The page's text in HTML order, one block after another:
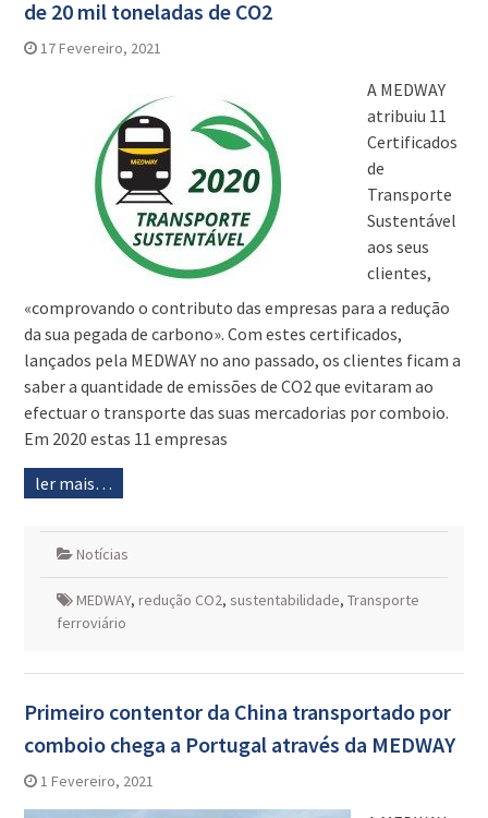
de 20 mil toneladas de CO2
17 Fevereiro, 2021
A MEDWAY
atribuiu 11
Certificados
de
Transporte
Sustentável
aos seus
clientes,
«comprovando o contributo das empresas para a redução
da sua pegada de carbono». Com estes certificados,
lançados pela MEDWAY no ano passado, os clientes ficam a
saber a quantidade de emissões de CO2 que evitaram ao
efectuar o transporte das suas mercadorias por comboio.
Em 2020 estas 11 empresas
ler mais…
Notícias
MEDWAY, redução CO2, sustentabilidade, Transporte
ferroviário
Primeiro contentor da China transportado por
comboio chega a Portugal através da MEDWAY
1 Fevereiro, 2021